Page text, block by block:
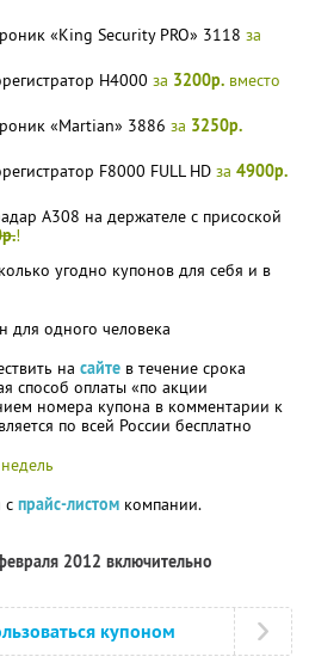
«King Security PRO» 3118 за
H4000 за 3200р. вместо
«Martian» 3886 за 3250р.
F8000 FULL HD за 4900р.
A308 на держателе с присоской
!
угодно купонов для себя и в
для одного человека
на сайте в течение срока
способ оплаты «по акции
номера купона в комментарии к
по всей России бесплатно
с прайс-листом компании.
2012 включительно
купоном